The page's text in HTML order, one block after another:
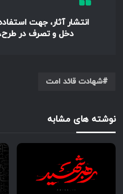
انتشار آثار، جهت
دخل و تصرف در
شهادت قائد امت
نوشته های مشابه